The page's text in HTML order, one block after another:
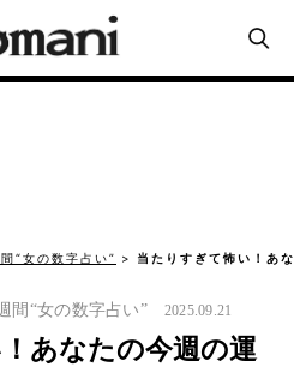
“女の数字占い” 当たりすぎて怖い！
間“女の数字占い” 2025.09.21
あなたの今週の運